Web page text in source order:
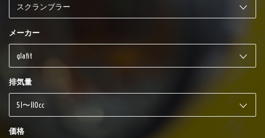
メーカー
排気量
価格